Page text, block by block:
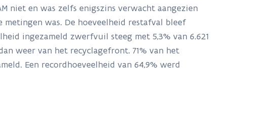
niet en was zelfs enigszins verwacht aangezien
was. De hoeveelheid restafval bleef
ingezameld zwerfvuil steeg met 5,3% van 6.621
weer van het recyclagefront. 71% van het
Een recordhoeveelheid van 64,9% werd